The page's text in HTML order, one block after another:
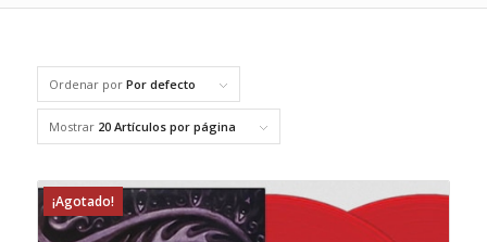
Ordenar por Por defecto
Mostrar 20 Artículos por página
¡Agotado!